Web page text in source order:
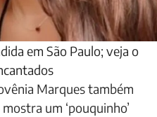
em São Paulo; veja o
Marques também
um ‘pouquinho’